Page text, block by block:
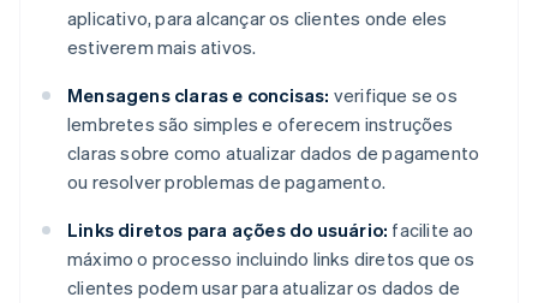
aplicativo, para alcançar os clientes onde eles
estiverem mais ativos.
Mensagens claras e concisas: verifique se os
lembretes são simples e oferecem instruções
claras sobre como atualizar dados de pagamento
ou resolver problemas de pagamento.
Links diretos para ações do usuário: facilite ao
máximo o processo incluindo links diretos que os
clientes podem usar para atualizar os dados de